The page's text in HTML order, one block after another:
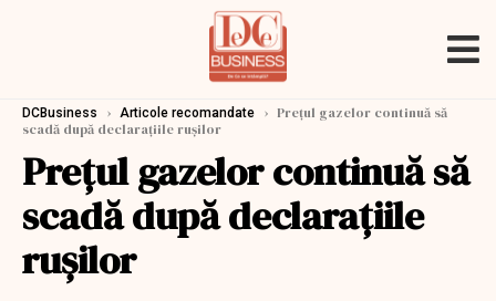
DCBusiness › Articole recomandate › Prețul gazelor continuă să
scadă după declarațiile rușilor
Prețul gazelor continuă să
scadă după declarațiile
rușilor